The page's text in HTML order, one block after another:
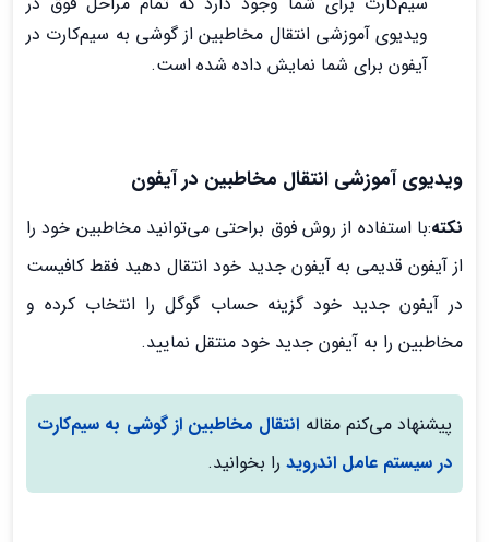
ویدیوی آموزشی انتقال مخاطبین از گوشی به سیم‌کارت در
آیفون برای شما نمایش داده شده است.
ویدیوی آموزشی انتقال مخاطبین در آیفون
نکته:با استفاده از روش فوق براحتی می‌توانید مخاطبین خود را
از آیفون قدیمی به آیفون جدید خود انتقال دهید فقط کافیست
در آیفون جدید خود گزینه حساب گوگل را انتخاب کرده و
مخاطبین را به آیفون جدید خود منتقل نمایید.
پیشنهاد می‌کنم مقاله انتقال مخاطبین از گوشی به سیم‌کارت
در سیستم عامل اندروید را بخوانید.